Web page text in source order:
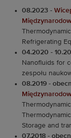
08.2023 -
Refrigerating
04.2020 -
Nanofluids for
zespołu
08.2019 -
Storage and
07.2018 -